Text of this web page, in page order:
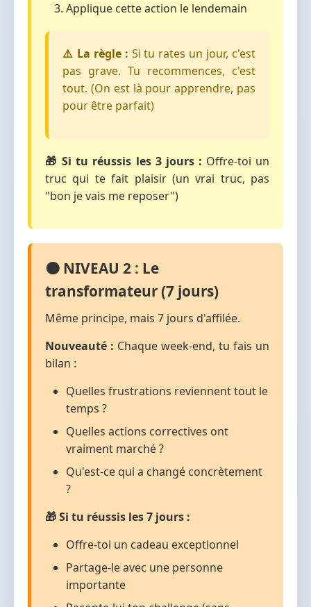
Applique cette action le lendemain
⚠️ La règle : Si tu rates un jour, c'est
pas grave. Tu recommences, c'est
tout. (On est là pour apprendre, pas
pour être parfait)
🎁 Si tu réussis les 3 jours : Offre-toi un
truc qui te fait plaisir (un vrai truc, pas
"bon je vais me reposer")
🟠 NIVEAU 2 : Le
transformateur (7 jours)
Même principe, mais 7 jours d'affilée.
Nouveauté : Chaque week-end, tu fais un
bilan :
Quelles frustrations reviennent tout le
temps ?
Quelles actions correctives ont
vraiment marché ?
Qu'est-ce qui a changé concrètement
?
🎁 Si tu réussis les 7 jours :
Offre-toi un cadeau exceptionnel
Partage-le avec une personne
importante